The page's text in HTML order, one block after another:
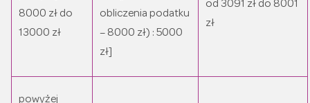
8000 zł do
13000 zł
obliczenia podatku
– 8000 zł) : 5000
zł]
od 3091 zł do 8001
zł
powyżej